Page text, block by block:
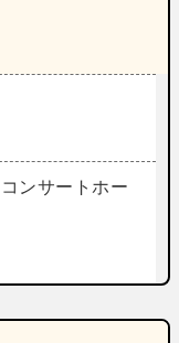
ンサートホー